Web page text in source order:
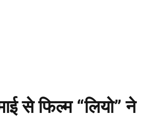
से फिल्म “लियो” ने